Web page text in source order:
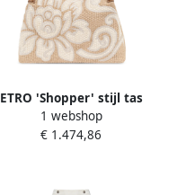
ETRO 'Shopper' stijl tas
Beige Dames
1 webshop
€ 1.474,86